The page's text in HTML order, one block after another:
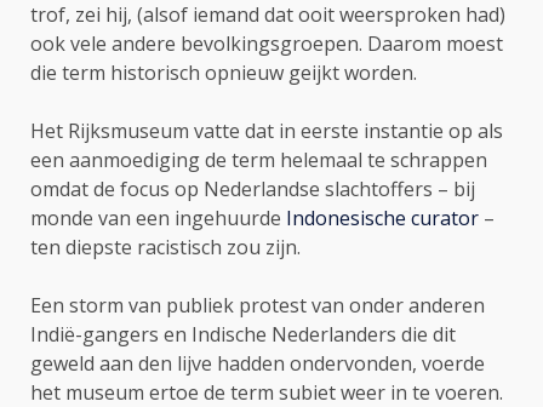
trof, zei hij, (alsof iemand dat ooit weersproken had)
ook vele andere bevolkingsgroepen. Daarom moest
die term historisch opnieuw geijkt worden.
Het Rijksmuseum vatte dat in eerste instantie op als
een aanmoediging de term helemaal te schrappen
omdat de focus op Nederlandse slachtoffers – bij
monde van een ingehuurde Indonesische curator –
ten diepste racistisch zou zijn.
Een storm van publiek protest van onder anderen
Indië-gangers en Indische Nederlanders die dit
geweld aan den lijve hadden ondervonden, voerde
het museum ertoe de term subiet weer in te voeren.